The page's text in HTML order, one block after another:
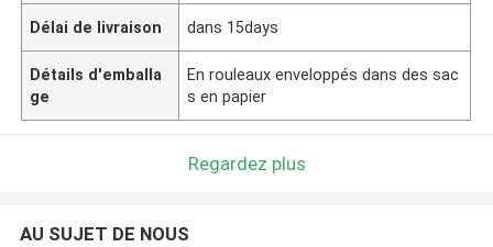
Délai de livraison dans 15days
Détails d'emballa
ge
En rouleaux enveloppés dans des sac
s en papier
Regardez plus
AU SUJET DE NOUS